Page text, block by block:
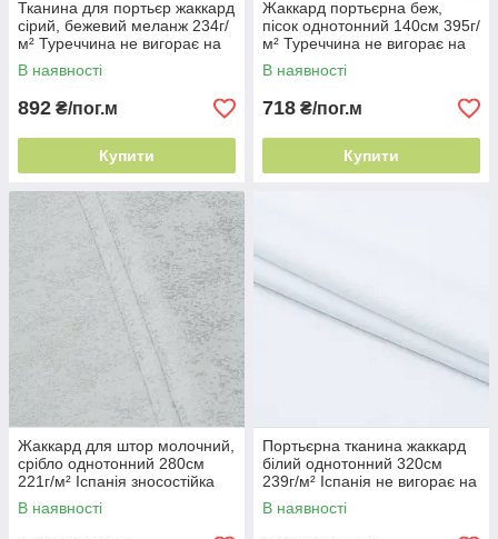
Тканина для портьєр жаккард
сірий, бежевий меланж 234г/
м² Туреччина не вигорає на
сонці
В наявності
892 ₴/пог.м
Купити
Жаккард портьєрна беж,
пісок однотонний 140см 395г/
м² Туреччина не вигорає на
сонці
В наявності
718 ₴/пог.м
Купити
Жаккард для штор молочний,
срібло однотонний 280см
221г/м² Іспанія зносостійка
портьєра
В наявності
Портьєрна тканина жаккард
білий однотонний 320см
239г/м² Іспанія не вигорає на
сонці
В наявності